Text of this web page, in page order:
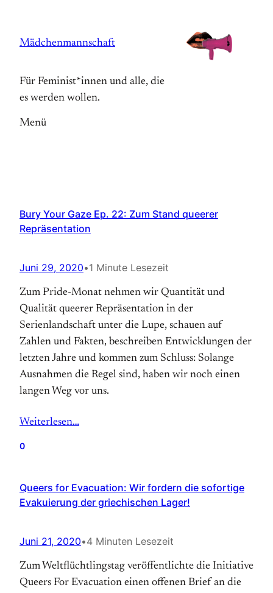
springen
Mädchenmannschaft
Für Feminist*innen und alle, die
es werden wollen.
Menü
Bury Your Gaze Ep. 22: Zum Stand queerer
Repräsentation
Juni 29, 2020•1 Minute Lesezeit
Zum Pride-Monat nehmen wir Quantität und
Qualität queerer Repräsentation in der
Serienlandschaft unter die Lupe, schauen auf
Zahlen und Fakten, beschreiben Entwicklungen der
letzten Jahre und kommen zum Schluss: Solange
Ausnahmen die Regel sind, haben wir noch einen
langen Weg vor uns.
Weiterlesen…
0
Queers for Evacuation: Wir fordern die sofortige
Evakuierung der griechischen Lager!
Juni 21, 2020•4 Minuten Lesezeit
Zum Weltflüchtlingstag veröffentlichte die Initiative
Queers For Evacuation einen offenen Brief an die